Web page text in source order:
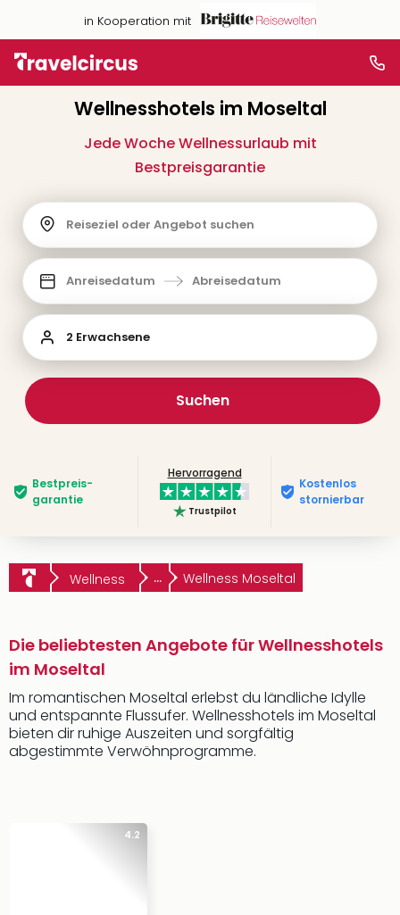
in Kooperation mit
Wellnesshotels im Moseltal
Jede Woche Wellnessurlaub mit
Bestpreisgarantie
Reiseziel oder Angebot suchen
Anreisedatum Abreisedatum
2 Erwachsene
Suchen
Bestpreis­
garantie
Hervorragend
Trustpilot
Kostenlos
stornierbar
Wellness ... Wellness Moseltal
Die beliebtesten Angebote für Wellnesshotels
im Moseltal
Im romantischen Moseltal erlebst du ländliche Idylle
und entspannte Flussufer. Wellnesshotels im Moseltal
bieten dir ruhige Auszeiten und sorgfältig
abgestimmte Verwöhnprogramme.
4.2